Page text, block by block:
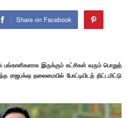
Share on Facebook
பங்காளிகளாக இருக்கும் கட்சிகள் வரும் பொதுத்
ராஜபக்‌ஷ தலைமையில் போட்டியிடத் திட்டமிட்டு